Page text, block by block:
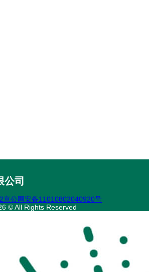
公司
京公网安备11010802040920号
© All Rights Reserved